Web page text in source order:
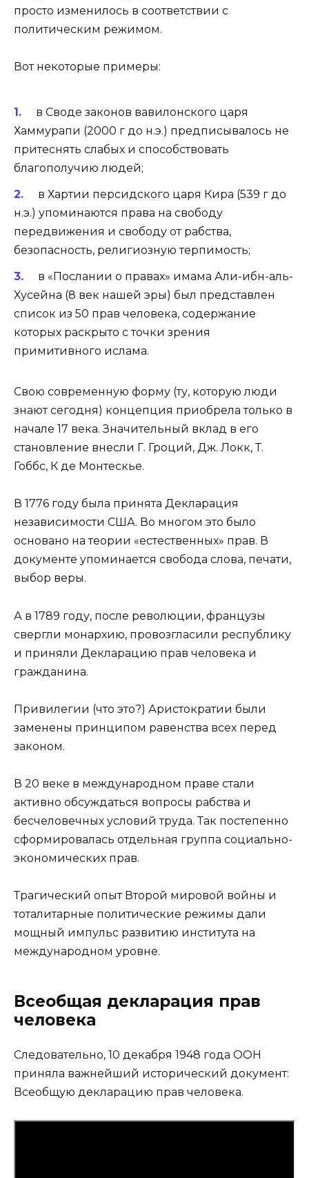
просто изменилось в соответствии с
политическим режимом.
Вот некоторые примеры:
в Своде законов вавилонского царя
Хаммурапи (2000 г до н.э.) предписывалось не
притеснять слабых и способствовать
благополучию людей;
в Хартии персидского царя Кира (539 г до
н.э.) упоминаются права на свободу
передвижения и свободу от рабства,
безопасность, религиозную терпимость;
в «Послании о правах» имама Али-ибн-аль-
Хусейна (8 век нашей эры) был представлен
список из 50 прав человека, содержание
которых раскрыто с точки зрения
примитивного ислама.
Свою современную форму (ту, которую люди
знают сегодня) концепция приобрела только в
начале 17 века. Значительный вклад в его
становление внесли Г. Гроций, Дж. Локк, Т.
Гоббс, К де Монтескье.
В 1776 году была принята Декларация
независимости США. Во многом это было
основано на теории «естественных» прав. В
документе упоминается свобода слова, печати,
выбор веры.
А в 1789 году, после революции, французы
свергли монархию, провозгласили республику
и приняли Декларацию прав человека и
гражданина.
Привилегии (что это?) Аристократии были
заменены принципом равенства всех перед
законом.
В 20 веке в международном праве стали
активно обсуждаться вопросы рабства и
бесчеловечных условий труда. Так постепенно
сформировалась отдельная группа социально-
экономических прав.
Трагический опыт Второй мировой войны и
тоталитарные политические режимы дали
мощный импульс развитию института на
международном уровне.
Всеобщая декларация прав
человека
Следовательно, 10 декабря 1948 года ООН
приняла важнейший исторический документ:
Всеобщую декларацию прав человека.